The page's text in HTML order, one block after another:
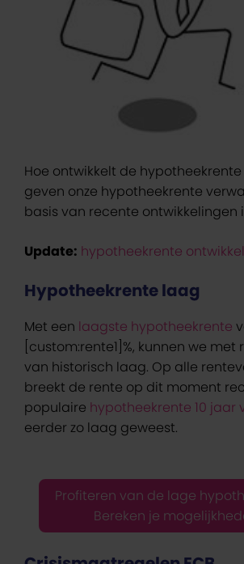
Hoe ontwikkelt de hypotheekrente
geven onze hypotheekrente
basis van recente ontwikkelingen
Update: hypotheekrente
Hypotheekrente laag
Met een laagste hypotheekrente
[custom:rente1] %, kunnen we met
van historisch laag. Op alle
breekt de rente op dit moment
populaire hypotheekrente 10 jaar
eerder zo laag geweest.
Profiteren van de lage
Bereken je